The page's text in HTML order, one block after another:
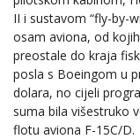
II i sustavom “fly-by-
osam aviona, od
preostale do kraja
posla s Boeingom u
dolara, no cijeli
suma bila višestruko
flotu aviona F-15C/D.